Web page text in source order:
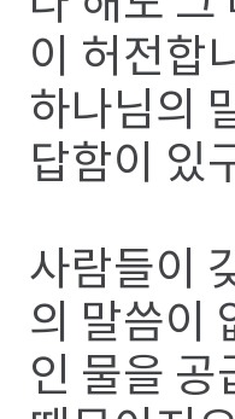
이 허전합
하나님의
답함이 있
사람들이
의 말씀이
인 물을